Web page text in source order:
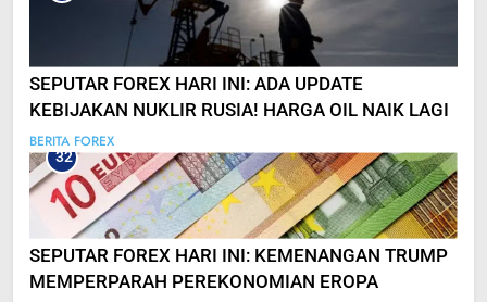
SEPUTAR FOREX HARI INI: ADA UPDATE
KEBIJAKAN NUKLIR RUSIA! HARGA OIL NAIK LAGI
BERITA FOREX
32
SEPUTAR FOREX HARI INI: KEMENANGAN TRUMP
MEMPERPARAH PEREKONOMIAN EROPA